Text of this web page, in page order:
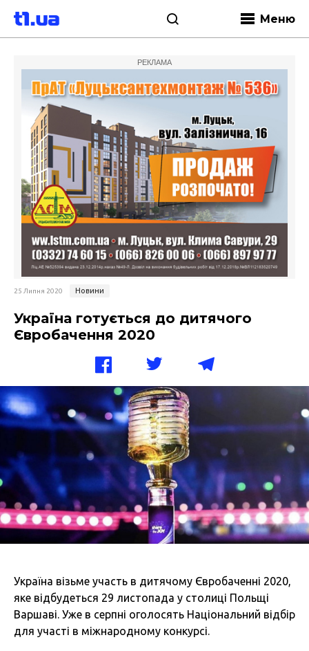
Меню
РЕКЛАМА
25 Липня 2020 Новини
Україна готується до дитячого
Євробачення 2020
Україна візьме участь в дитячому Євробаченні 2020,
яке відбудеться 29 листопада у столиці Польщі
Варшаві. Уже в серпні оголосять Національний відбір
для участі в міжнародному конкурсі.